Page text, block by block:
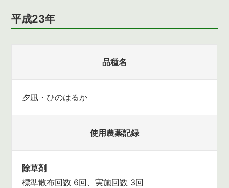
平成23年
品種名
夕凪・ひのはるか
使用農薬記録
除草剤
標準散布回数 6回、実施回数 3回